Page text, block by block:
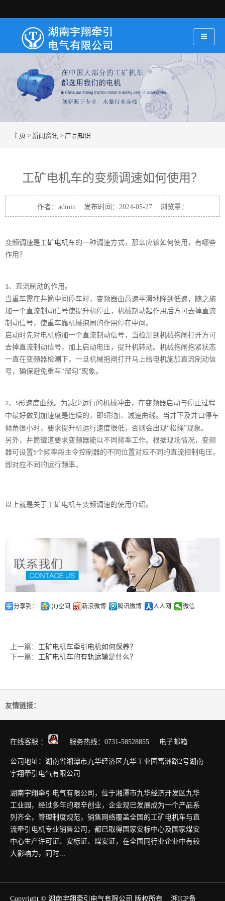
主页 > 新闻资讯 > 产品知识
工矿电机车的变频调速如何使用？
作者：admin 发布时间：2024-05-27 浏览量：
变频调速是工矿电机车的一种调速方式，那么应该如何使用，有哪些
作用？
1、 直流制动的作用。
当重车需在井筒中间停车时，变频器由高速平滑地降到低速，随之施
加一个直流制动信号使提升机停止，机械制动起作用后方可去掉直流
制动信号，使重车靠机械抱闸的作用停在中间。
启动时先对电机施加一个直流制动信号，当检测到机械抱闸打开方可
去掉直流制动信号，加上启动电压，提升机转动。机械抱闸抱紧状态
一直在变频器检测下，一旦机械抱闸打开马上给电机施加直流制动信
号，确保避免重车“溜勾”现象。
2、 S形速度曲线。 为减少运行的机械冲击，在变频器启动与停止过程
中最好做到加速度是连续的，即S形加、减速曲线。当井下及井口停车
倾角很小时，要求提升机运行速度很低，否则会出现“松绳”现象。
另外，井筒罐道要求变频器能以不同频率工作。根据现场情况，变频
器可设置5个频率段主令控制器的不同位置对应不同的直流控制电压，
即对应不同的运行频率。
以上就是关于工矿电机车变频调速的使用介绍。
分享到： QQ空间 新浪微博 腾讯微博 人人网 微信
上一篇： 工矿电机车牵引电机如何保养？
下一篇： 工矿电机车的有轨运输是什么？
友情链接：
在线客服 ： 服务热线：0731-58528855 电子邮箱:
公司地址：湖南省湘潭市九华经济区九华工业园富洲路2号湖南
宇翔牵引电气有限公司
湖南宇翔牵引电气有限公司，位于湘潭市九华经济开发区九华
工业园，经过多年的艰辛创业，企业现已发展成为一个产品系
列齐全，管理制度规范，销售网络覆盖全国的工矿电机车与直
流牵引电机专业销售公司，都已取得国家安标中心及国家煤安
中心生产许可证、安标证、煤安证，在全国同行业企业中有较
大影响力，同时...
Copyright © 湖南宇翔牵引电气有限公司 版权所有 湘ICP备